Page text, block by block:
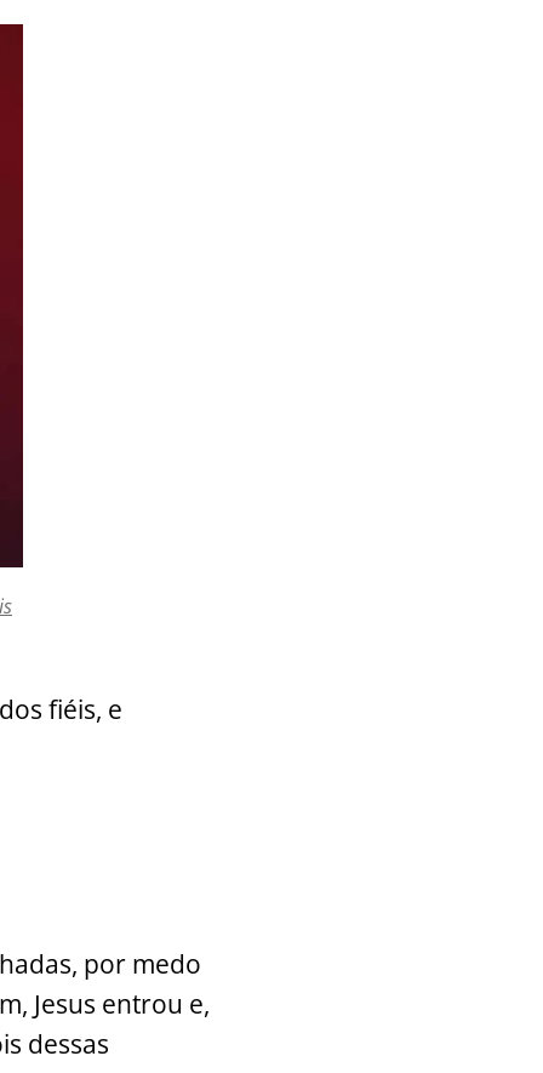
fiéis, e
por medo
Jesus entrou e,
dessas